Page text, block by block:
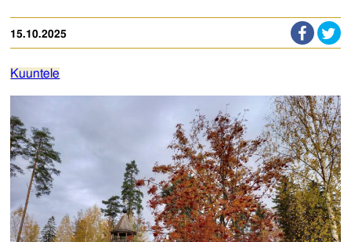
Tule mukaan
Hautausmaa
Yhteystiedot
15.10.2025
Kuuntele